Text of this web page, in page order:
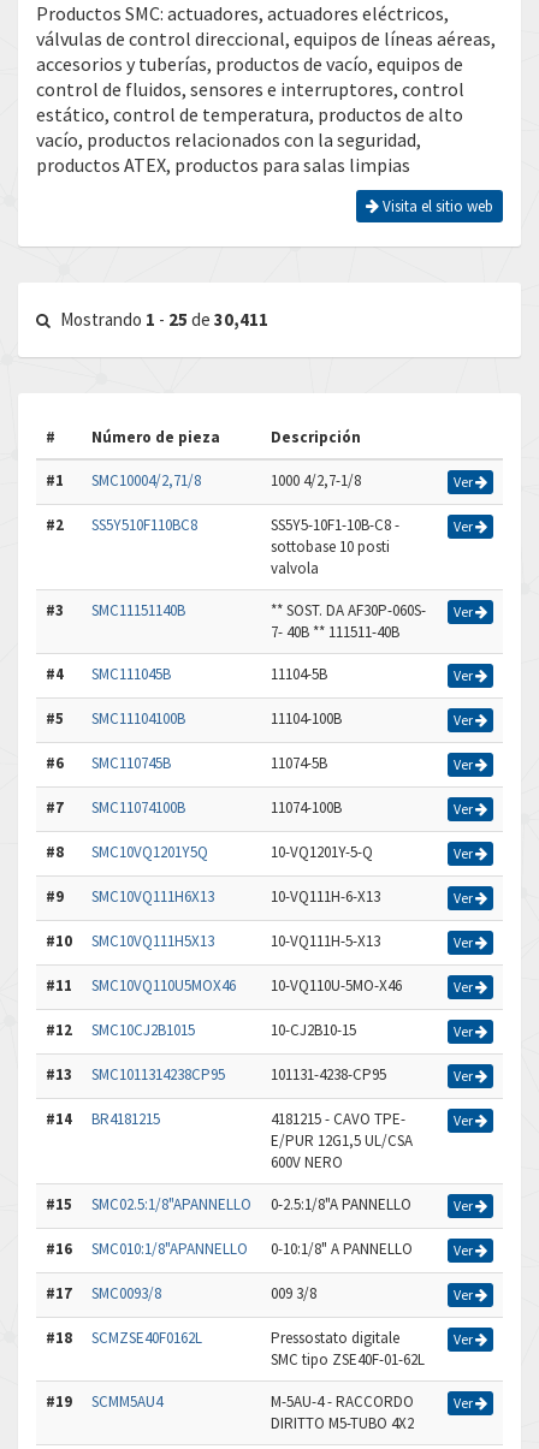
Productos SMC: actuadores, actuadores eléctricos,
válvulas de control direccional, equipos de líneas aéreas,
accesorios y tuberías, productos de vacío, equipos de
control de fluidos, sensores e interruptores, control
estático, control de temperatura, productos de alto
vacío, productos relacionados con la seguridad,
productos ATEX, productos para salas limpias
Visita el sitio web
Mostrando 1 - 25 de 30,411
# Número de pieza Descripción
#1 SMC10004/2,71/8 1000 4/2,7-1/8 Ver
#2 SS5Y510F110BC8
SS5Y5-10F1-10B-C8 -
sottobase 10 posti
valvola
Ver
#3 SMC11151140B
** SOST. DA AF30P-060S-
7- 40B ** 111511-40B
Ver
#4 SMC111045B 11104-5B Ver
#5 SMC11104100B 11104-100B Ver
#6 SMC110745B 11074-5B Ver
#7 SMC11074100B 11074-100B Ver
#8 SMC10VQ1201Y5Q 10-VQ1201Y-5-Q Ver
#9 SMC10VQ111H6X13 10-VQ111H-6-X13 Ver
#10 SMC10VQ111H5X13 10-VQ111H-5-X13 Ver
#11 SMC10VQ110U5MOX46 10-VQ110U-5MO-X46 Ver
#12 SMC10CJ2B1015 10-CJ2B10-15 Ver
#13 SMC1011314238CP95 101131-4238-CP95 Ver
#14 BR4181215
4181215 - CAVO TPE-
E/PUR 12G1,5 UL/CSA
600V NERO
Ver
#15 SMC02.5:1/8"APANNELLO 0-2.5:1/8"A PANNELLO Ver
#16 SMC010:1/8"APANNELLO 0-10:1/8" A PANNELLO Ver
#17 SMC0093/8 009 3/8 Ver
#18 SCMZSE40F0162L
Pressostato digitale
SMC tipo ZSE40F-01-62L
Ver
#19 SCMM5AU4
M-5AU-4 - RACCORDO
DIRITTO M5-TUBO 4X2
Ver